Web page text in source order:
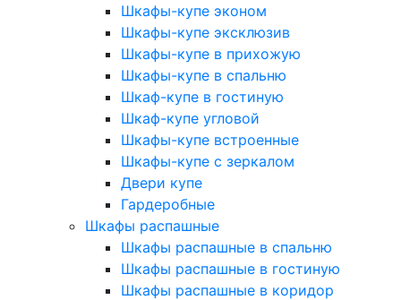
Шкафы-купе эконом
Шкафы-купе эксклюзив
Шкафы-купе в прихожую
Шкафы-купе в спальню
Шкаф-купе в гостиную
Шкаф-купе угловой
Шкафы-купе встроенные
Шкафы-купе с зеркалом
Двери купе
Гардеробные
Шкафы распашные
Шкафы распашные в спальню
Шкафы распашные в гостиную
Шкафы распашные в коридор